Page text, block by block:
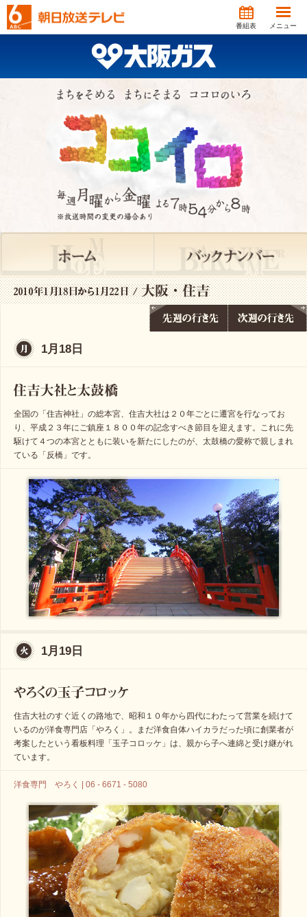
番組表 メニュー
1月18日
全国の「住吉神社」の総本宮、住吉大社は２０年ごとに遷宮を行なってお
り、平成２３年にご鎮座１８００年の記念すべき節目を迎えます。これに先
駆けて４つの本宮とともに装いを新たにしたのが、太鼓橋の愛称で親しまれ
ている「反橋」です。
1月19日
住吉大社のすぐ近くの路地で、昭和１０年から四代にわたって営業を続けて
いるのが洋食専門店「やろく」。まだ洋食自体ハイカラだった頃に創業者が
考案したという看板料理「玉子コロッケ」は、親から子へ連綿と受け継がれ
ています。
洋食専門 やろく | 06 - 6671 - 5080